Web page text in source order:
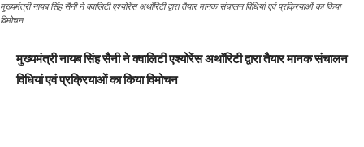
मुख्यमंत्री नायब सिंह सैनी ने क्वालिटी एश्योरेंस अथॉरिटी द्वारा तैयार मानक संचालन विधियां एवं प्रक्रियाओं का किया
विमोचन
मुख्यमंत्री नायब सिंह सैनी ने क्वालिटी एश्योरेंस अथॉरिटी द्वारा तैयार मानक संचालन
विधियां एवं प्रक्रियाओं का किया विमोचन